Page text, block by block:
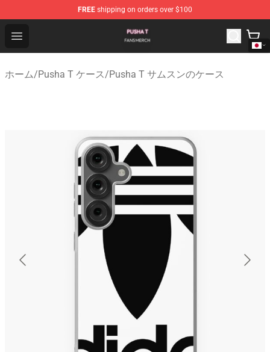
FREE shipping on orders over $100
Open menu
Pusha T Shop - Official Pusha T Merchandise Store
ホーム/Pusha T ケース/Pusha T サムスンのケース